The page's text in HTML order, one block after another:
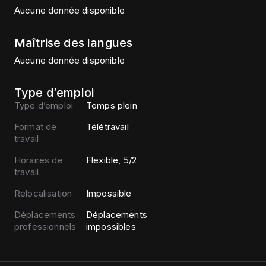
Aucune donnée disponible
Maîtrise des langues
Aucune donnée disponible
Type d’emploi
Type d’emploi
Temps plein
Format de
travail
Télétravail
Horaires de
travail
Flexible, 5/2
Relocalisation
Impossible
Déplacements
professionnels
Déplacements
impossibles